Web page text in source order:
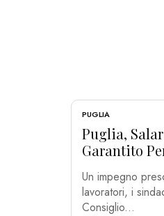
PUGLIA
Puglia,
Garantito
Un impegno
lavoratori, i
Consiglio...